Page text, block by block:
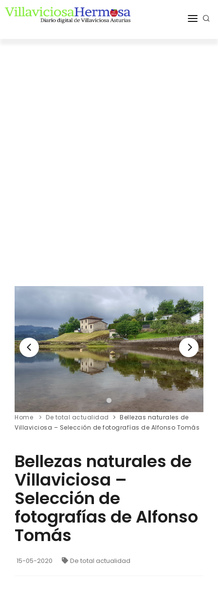
Home De total actualidad
Bellezas naturales de
Villaviciosa – Selección de fotografías de Alfonso Tomás
Bellezas naturales de
Villaviciosa –
Selección de
fotografías de Alfonso
Tomás
15-05-2020 De total actualidad